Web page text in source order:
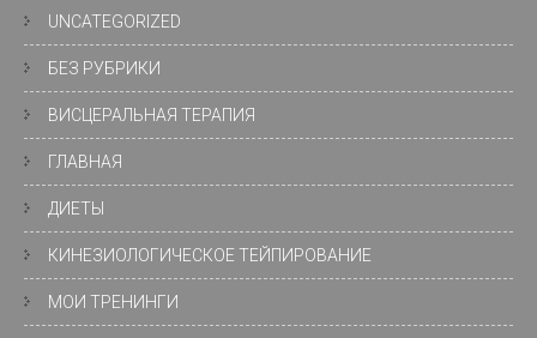
UNCATEGORIZED
БЕЗ РУБРИКИ
ВИСЦЕРАЛЬНАЯ ТЕРАПИЯ
ГЛАВНАЯ
ДИЕТЫ
КИНЕЗИОЛОГИЧЕСКОЕ ТЕЙПИРОВАНИЕ
МОИ ТРЕНИНГИ